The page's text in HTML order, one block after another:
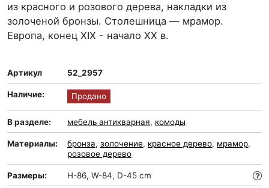
из красного и розового дерева, накладки из
золоченой бронзы. Столешница — мрамор.
Европа, конец XIX - начало XX в.
Артикул 52_2957
Наличие: Продано
В разделе: мебель антикварная, комоды
Материалы: бронза, золочение, красное дерево, мрамор,
розовое дерево
Размеры: H-86, W-84, D-45 cm